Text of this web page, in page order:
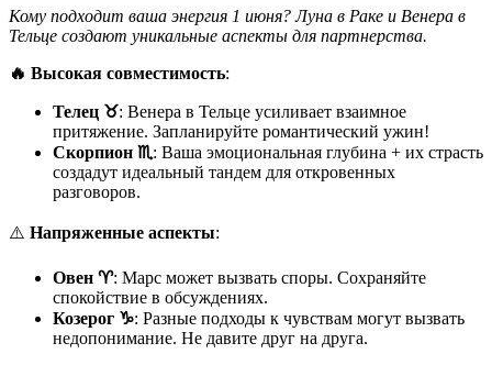
Кому подходит ваша энергия 1 июня? Луна в Раке и Венера в
Тельце создают уникальные аспекты для партнерства.
🔥 Высокая совместимость:
Телец ♉: Венера в Тельце усиливает взаимное
притяжение. Запланируйте романтический ужин!
Скорпион ♏: Ваша эмоциональная глубина + их страсть
создадут идеальный тандем для откровенных
разговоров.
⚠️ Напряженные аспекты:
Овен ♈: Марс может вызвать споры. Сохраняйте
спокойствие в обсуждениях.
Козерог ♑: Разные подходы к чувствам могут вызвать
недопонимание. Не давите друг на друга.